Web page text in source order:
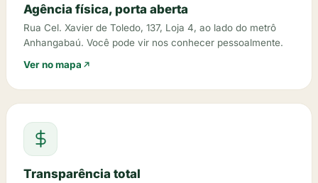
Agência física, porta aberta
Rua Cel. Xavier de Toledo, 137, Loja 4, ao lado do metrô
Anhangabaú. Você pode vir nos conhecer pessoalmente.
Ver no mapa
Transparência total